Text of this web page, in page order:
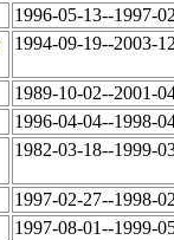
1996-05-13--1997-
1994-09-19--2003-
1989-10-02--2001-
1996-04-04--1998-
1982-03-18--1999-
1997-02-27--1998-
1997-08-01--1999-